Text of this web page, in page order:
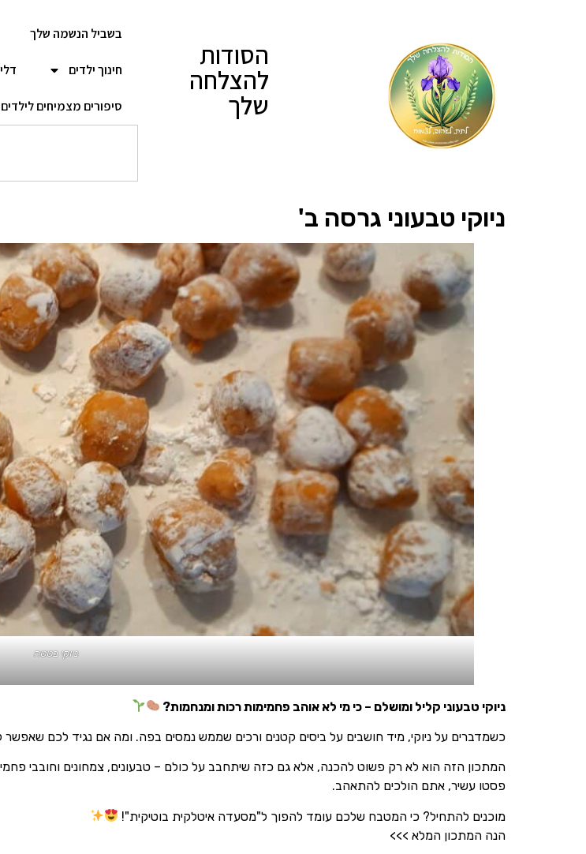
הסודות
להצלחה
שלך
בשביל הנשמה שלך
חינוך ילדים
סיפורים מצמיחים לילדים
ניוקי טבעוני גרסה ב'
ניוקי בטטה
ניוקי טבעוני קליל ומושלם – כי מי לא אוהב פחמימות רכות ומנחמות?
כשמדברים על ניוקי, מיד חושבים על ביסים קטנים ורכים שממש נמסים בפה. ומה אם נגיד לכם שאפשר
המתכון הזה הוא לא רק פשוט להכנה, אלא גם כזה שיתחבב על כולם – טבעונים, צמחונים וחובבי
פסטו עשיר, אתם הולכים להתאהב.
מוכנים להתחיל? כי המטבח שלכם עומד להפוך ל"מסעדה איטלקית בוטיקית"!
הנה המתכון המלא >>>